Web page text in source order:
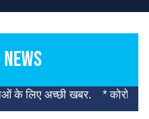
खबर. * कोरोना संक्रमण में कमी